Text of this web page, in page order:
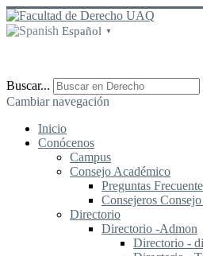
Español ▼
Buscar...
Cambiar navegación
Inicio
Conócenos
Campus
Consejo Académico
Preguntas
Consejeros
Directorio
Directorio -Admon
Directorio -